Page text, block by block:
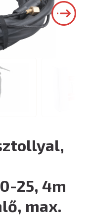
25, 4m
max.